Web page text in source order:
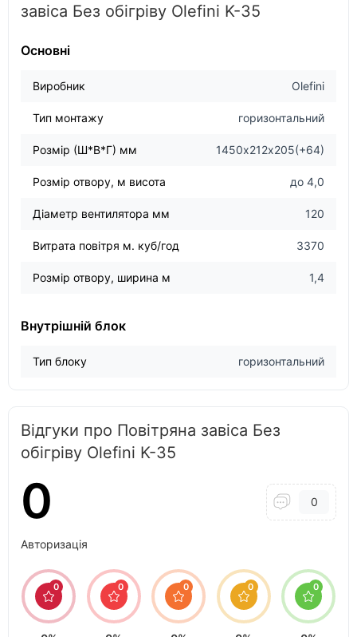
завіса Без обігріву Olefini K-35
Основні
Виробник Olefini
Тип монтажу горизонтальний
Розмір (Ш*В*Г) мм 1450х212х205(+64)
Розмір отвору, м висота до 4,0
Діаметр вентилятора мм 120
Витрата повітря м. куб/год 3370
Розмір отвору, ширина м 1,4
Внутрішній блок
Тип блоку горизонтальний
Відгуки про Повітряна завіса Без
обігріву Olefini K-35
0 0
Авторизація
0 0 0 0 0